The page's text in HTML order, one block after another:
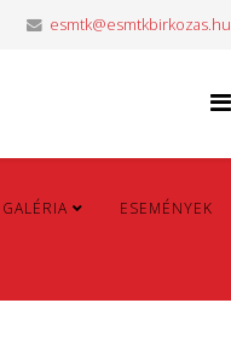
esmtk@esmtkbirkozas.hu
GALÉRIA ESEMÉNYEK